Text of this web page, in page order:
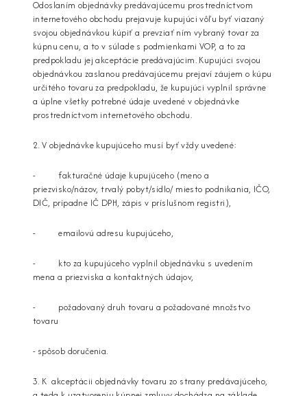
Odoslaním objednávky predávajúcemu prostredníctvom
internetového obchodu prejavuje kupujúci vôľu byť viazaný
svojou objednávkou kúpiť a prevziať ním vybraný tovar za
kúpnu cenu, a to v súlade s podmienkami VOP, a to za
predpokladu jej akceptácie predávajúcim. Kupujúci svojou
objednávkou zaslanou predávajúcemu prejaví záujem o kúpu
určitého tovaru za predpokladu, že kupujúci vyplnil správne
a úplne všetky potrebné údaje uvedené v objednávke
prostredníctvom internetového obchodu.
2. V objednávke kupujúceho musí byť vždy uvedené:
- fakturačné údaje kupujúceho (meno a
priezvisko/názov, trvalý pobyt/sídlo/ miesto podnikania, IČO,
DIČ, prípadne IČ DPH, zápis v príslušnom registri),
- emailovú adresu kupujúceho,
- kto za kupujúceho vyplnil objednávku s uvedením
mena a priezviska a kontaktných údajov,
- požadovaný druh tovaru a požadované množstvo
tovaru
- spôsob doručenia.
3. K akceptácii objednávky tovaru zo strany predávajúceho,